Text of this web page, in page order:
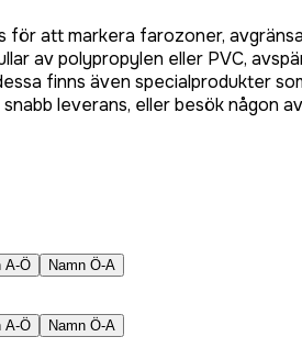
för att markera farozoner,
av polypropylen eller PVC,
finns även specialprodukter
leverans, eller besök någon
A-Ö Namn Ö-A
A-Ö Namn Ö-A